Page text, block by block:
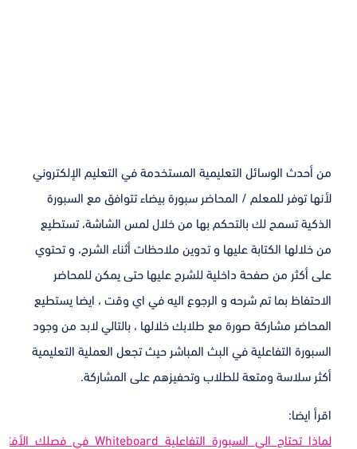
من أحدث الوسائل التعليمية المستخدمة في التعليم الإلكتروني
لأنها توفر للمعلم / المحاضر سبورة بيضاء تتوافق مع السبورة
الذكية تسمح لك بالتحكم بها من خلال لمس الشاشة، تستطيع
من خلالها الكتابة عليها و تدوين ملاحظات أثناء الشرح، و تحتوي
على أكثر من صفحة داخلية للشرح عليها حتى يمكن للمحاضر
الاحتفاظ بما تم شرحه و الرجوع اليه في اي وقت ، ايضا يستطيع
المحاضر مشاركة صورة مع طلابك خلالها ، بالتالي لابد من وجود
السبورة التفاعلية في البث المباشر حيث تجعل العملية التعليمية
أكثر سلاسة ومتعة للطلاب وتحفيزهم على المشاركة.
اقرأ ايضا:
لماذا_تحتاج_الي_السبورة_التفاعلية_Whiteboard_في_فصلك_الأفتراضي؟